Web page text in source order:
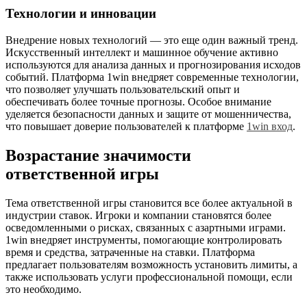
Технологии и инновации
Внедрение новых технологий — это еще один важный тренд.
Искусственный интеллект и машинное обучение активно
используются для анализа данных и прогнозирования исходов
событий. Платформа 1win внедряет современные технологии,
что позволяет улучшать пользовательский опыт и
обеспечивать более точные прогнозы. Особое внимание
уделяется безопасности данных и защите от мошенничества,
что повышает доверие пользователей к платформе 1win вход.
Возрастание значимости
ответственной игры
Тема ответственной игры становится все более актуальной в
индустрии ставок. Игроки и компании становятся более
осведомленными о рисках, связанных с азартными играми.
1win внедряет инструменты, помогающие контролировать
время и средства, затраченные на ставки. Платформа
предлагает пользователям возможность установить лимиты, а
также использовать услуги профессиональной помощи, если
это необходимо.